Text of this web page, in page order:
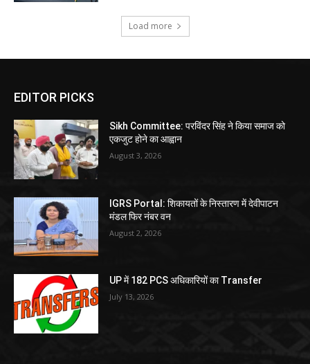
Load more
EDITOR PICKS
Sikh Committee: परविंदर सिंह ने किया समाज को
एकजुट होने का आह्वान
August 3, 2026
IGRS Portal: शिकायतों के निस्तारण में देवीपाटन
मंडल फिर नंबर वन
August 2, 2026
UP में 182 PCS अधिकारियों का Transfer
July 13, 2026